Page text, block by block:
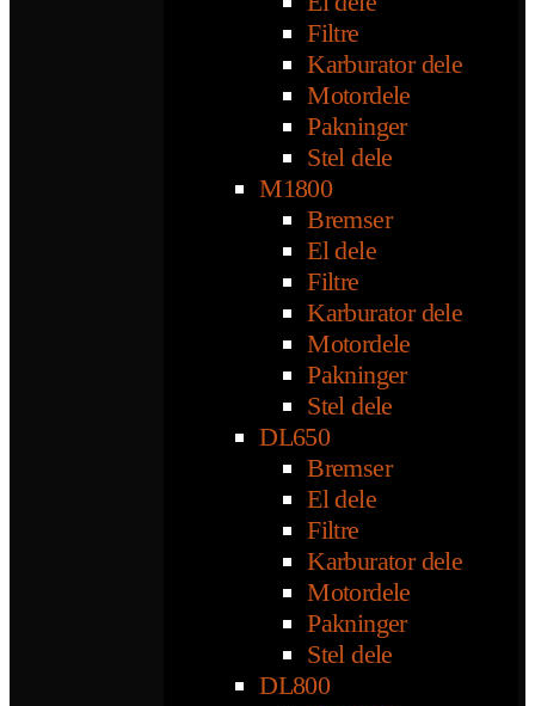
Filtre
Karburator dele
Motordele
Pakninger
Stel dele
M1800
Bremser
El dele
Filtre
Karburator dele
Motordele
Pakninger
Stel dele
DL650
Bremser
El dele
Filtre
Karburator dele
Motordele
Pakninger
Stel dele
DL800